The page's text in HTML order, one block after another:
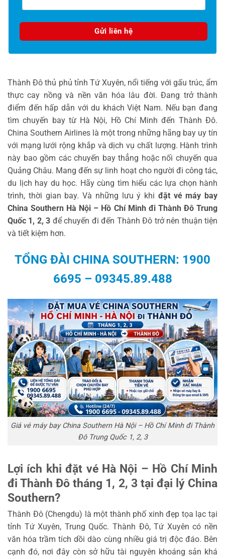
Thành Đô thủ phủ tỉnh Tứ Xuyên, nổi tiếng với gấu trúc, ẩm
thực cay nồng và nền văn hóa lâu đời. Đang trở thành
điểm đến hấp dẫn với du khách Việt Nam. Nếu bạn đang
tìm chuyến bay từ Hà Nội, Hồ Chí Minh đến Thành Đô.
China Southern Airlines là một trong những hãng bay uy tín
với mạng lưới rộng khắp và dịch vụ chất lượng. Hành trình
này bao gồm các chuyến bay thẳng hoặc nối chuyến qua
Quảng Châu. Mang đến sự linh hoạt cho người đi công tác,
du lịch hay du học. Hãy cùng tìm hiểu các lựa chọn hành
trình, thời gian bay. Và những lưu ý khi đặt vé máy bay
China Southern Hà Nội – Hồ Chí Minh đi Thành Đô Trung
Quốc 1, 2, 3 để chuyến đi đến Thành Đô trở nên thuận tiện
và tiết kiệm hơn.
TỔNG ĐÀI CHINA SOUTHERN: 1900
6695 – 09345.89.488
Giá vé máy bay China Southern Hà Nội – Hồ Chí Minh đi Thành
Đô Trung Quốc 1, 2, 3
Lợi ích khi đặt vé Hà Nội – Hồ Chí Minh
đi Thành Đô tháng 1, 2, 3 tại đại lý China
Southern?
Thành Đô (Chengdu) là một thành phố xinh đẹp tọa lạc tại
tỉnh Tứ Xuyên, Trung Quốc. Thành Đô, Tứ Xuyên có nền
văn hóa trầm tích dồi dào cùng nhiều giá trị độc đáo. Bên
cạnh đó, nơi đây còn sở hữu tài nguyên khoáng sản khá